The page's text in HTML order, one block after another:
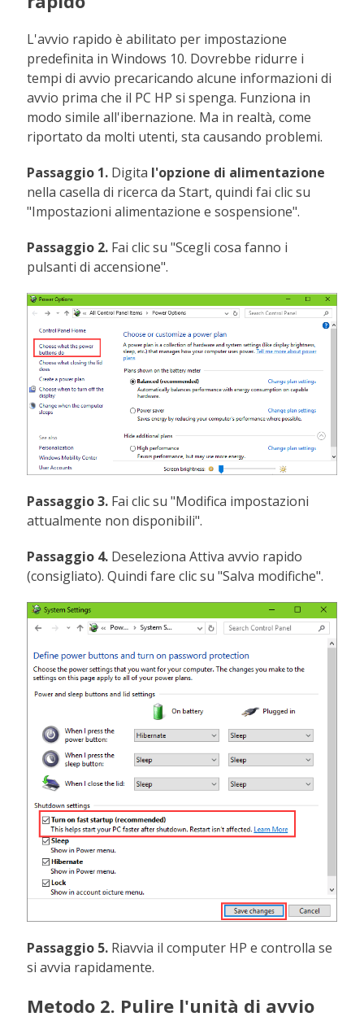
L'avvio rapido è abilitato per impostazione
predefinita in Windows 10. Dovrebbe ridurre i
tempi di avvio precaricando alcune informazioni di
avvio prima che il PC HP si spenga. Funziona in
modo simile all'ibernazione. Ma in realtà, come
riportato da molti utenti, sta causando problemi.
Passaggio 1. Digita l'opzione di alimentazione
nella casella di ricerca da Start, quindi fai clic su
"Impostazioni alimentazione e sospensione".
Passaggio 2. Fai clic su "Scegli cosa fanno i
pulsanti di accensione".
Passaggio 3. Fai clic su "Modifica impostazioni
attualmente non disponibili".
Passaggio 4. Deseleziona Attiva avvio rapido
(consigliato). Quindi fare clic su "Salva modifiche".
Passaggio 5. Riavvia il computer HP e controlla se
si avvia rapidamente.
Metodo 2. Pulire l'unità di avvio